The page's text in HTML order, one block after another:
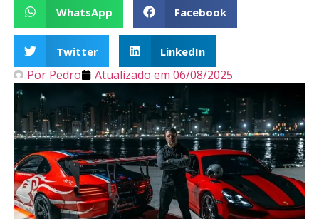
WhatsApp Facebook
Twitter LinkedIn
Por Pedro Atualizado em 06/08/2025